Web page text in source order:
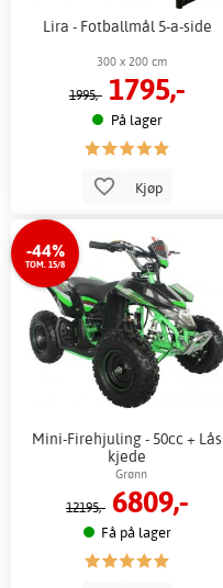
Lira - Fotballmål 5-a-side
300 x 200 cm
1995,- 1795,-
På lager
Kjøp
-44%
TOM. 15/8
Mini-Firehjuling - 50cc + Lås
kjede
Grønn
12195,- 6809,-
Få på lager